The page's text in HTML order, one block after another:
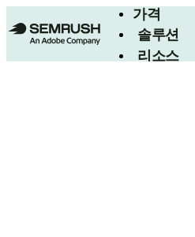
가격
솔루션
리소스